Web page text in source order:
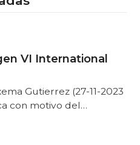
VI International
Gutierrez (27-11-2023
con motivo del…